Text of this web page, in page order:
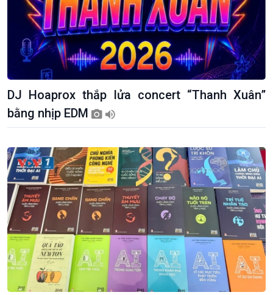
DJ Hoaprox thắp lửa concert “Thanh Xuân”
bằng nhịp EDM